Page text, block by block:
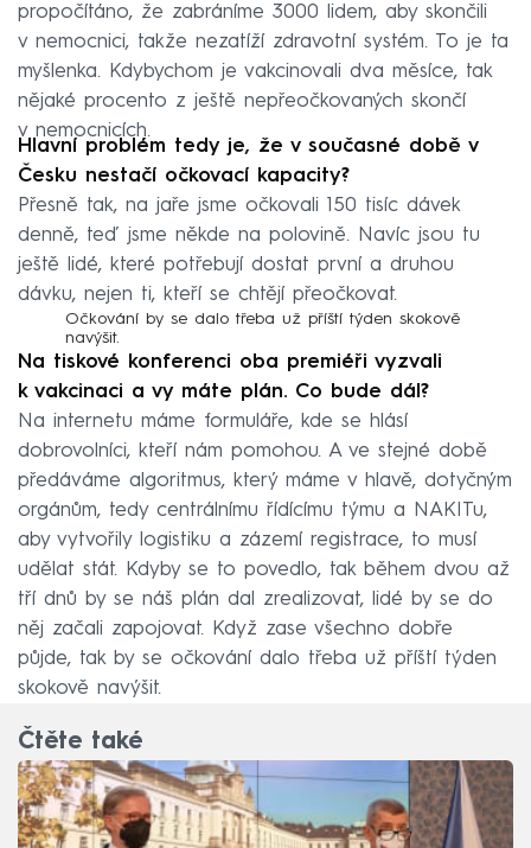
propočítáno, že zabráníme 3000 lidem, aby skončili
v nemocnici, takže nezatíží zdravotní systém. To je ta
myšlenka. Kdybychom je vakcinovali dva měsíce, tak
nějaké procento z ještě nepřeočkovaných skončí
v nemocnicích.
Hlavní problém tedy je, že v současné době v
Česku nestačí očkovací kapacity?
Přesně tak, na jaře jsme očkovali 150 tisíc dávek
denně, teď jsme někde na polovině. Navíc jsou tu
ještě lidé, které potřebují dostat první a druhou
dávku, nejen ti, kteří se chtějí přeočkovat.
Očkování by se dalo třeba už příští týden skokově
navýšit.
Na tiskové konferenci oba premiéři vyzvali
k vakcinaci a vy máte plán. Co bude dál?
Na internetu máme formuláře, kde se hlásí
dobrovolníci, kteří nám pomohou. A ve stejné době
předáváme algoritmus, který máme v hlavě, dotyčným
orgánům, tedy centrálnímu řídícímu týmu a NAKITu,
aby vytvořily logistiku a zázemí registrace, to musí
udělat stát. Kdyby se to povedlo, tak během dvou až
tří dnů by se náš plán dal zrealizovat, lidé by se do
něj začali zapojovat. Když zase všechno dobře
půjde, tak by se očkování dalo třeba už příští týden
skokově navýšit.
Čtěte také